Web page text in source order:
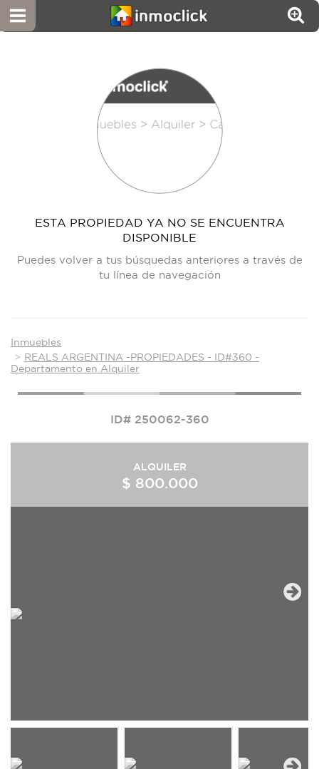
ESTA PROPIEDAD YA NO SE ENCUENTRA
DISPONIBLE
Puedes volver a tus búsquedas anteriores a través de
tu línea de navegación
Inmuebles
REALS ARGENTINA -PROPIEDADES - ID#360 -
Departamento en Alquiler
ID# 250062-360
ALQUILER
$ 800.000